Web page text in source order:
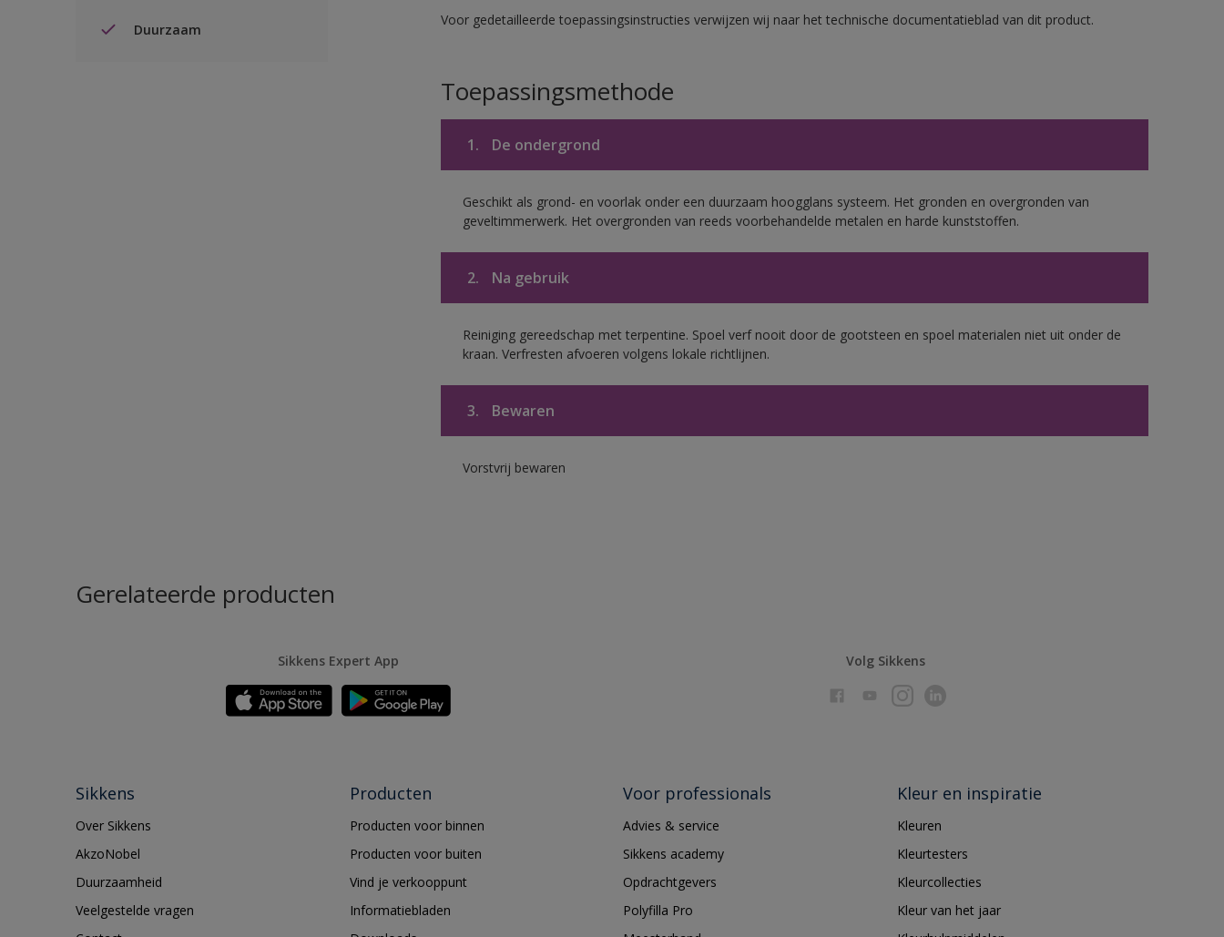
Duurzaam
Voor gedetailleerde toepassingsinstructies verwijzen wij naar het technische documentatieblad van dit product.
Toepassingsmethode
1. De ondergrond
Geschikt als grond- en voorlak onder een duurzaam hoogglans systeem. Het gronden en overgronden van
geveltimmerwerk. Het overgronden van reeds voorbehandelde metalen en harde kunststoffen.
2. Na gebruik
Reiniging gereedschap met terpentine. Spoel verf nooit door de gootsteen en spoel materialen niet uit onder de
kraan. Verfresten afvoeren volgens lokale richtlijnen.
3. Bewaren
Vorstvrij bewaren
Gerelateerde producten
Sikkens Expert App Volg Sikkens
Sikkens
Over Sikkens
AkzoNobel
Duurzaamheid
Veelgestelde vragen
Producten
Producten voor binnen
Producten voor buiten
Vind je verkooppunt
Informatiebladen
Voor professionals
Advies & service
Sikkens academy
Opdrachtgevers
Polyfilla Pro
Kleur en inspiratie
Kleuren
Kleurtesters
Kleurcollecties
Kleur van het jaar